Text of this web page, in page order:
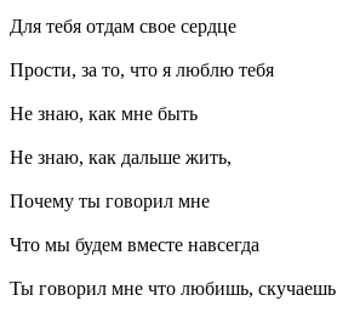
Для тебя отдам свое сердце
Прости, за то, что я люблю тебя
Не знаю, как мне быть
Не знаю, как дальше жить,
Почему ты говорил мне
Что мы будем вместе навсегда
Ты говорил мне что любишь, скучаешь